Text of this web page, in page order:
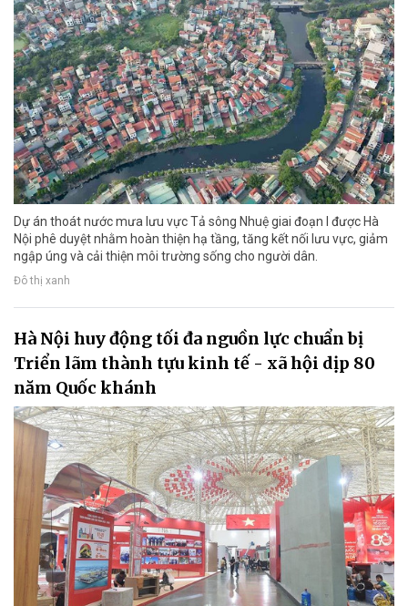
Dự án thoát nước mưa lưu vực Tả sông Nhuệ giai đoạn I được Hà
Nội phê duyệt nhằm hoàn thiện hạ tầng, tăng kết nối lưu vực, giảm
ngập úng và cải thiện môi trường sống cho người dân.
Đô thị xanh
Hà Nội huy động tối đa nguồn lực chuẩn bị
Triển lãm thành tựu kinh tế - xã hội dịp 80
năm Quốc khánh